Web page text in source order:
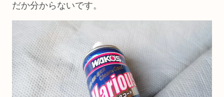
だか分からないです。